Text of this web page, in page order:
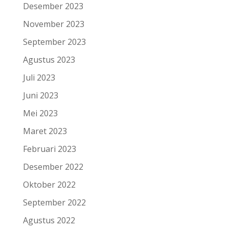
Desember 2023
November 2023
September 2023
Agustus 2023
Juli 2023
Juni 2023
Mei 2023
Maret 2023
Februari 2023
Desember 2022
Oktober 2022
September 2022
Agustus 2022